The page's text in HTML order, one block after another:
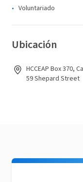
Voluntariado
Ubicación
HCCEAP Box 370,
59 Shepard Street